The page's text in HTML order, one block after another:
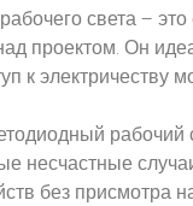
света –
проектом. Он
к электричеству
рабочий
несчастные
без присмотра